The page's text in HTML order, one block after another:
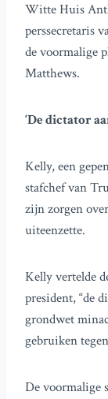
Witte Huis
perssecretaris
de voormalige
Matthews.
‘De dictator
Kelly, een
stafchef van
zijn zorgen
uiteenzette.
Kelly vertelde
president, “de
grondwet
gebruiken
De voormalige